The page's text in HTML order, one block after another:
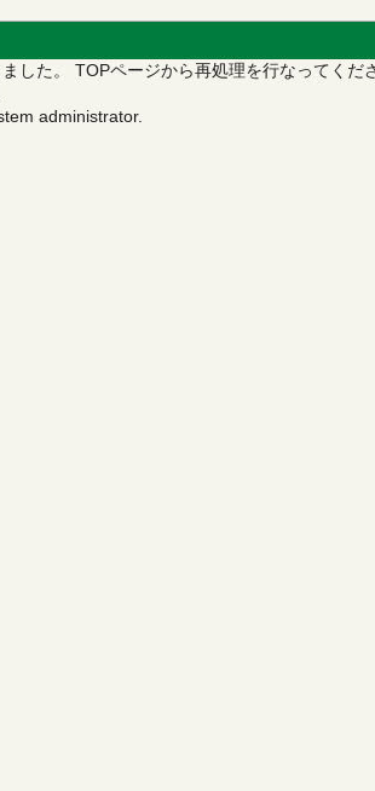
した。 TOPページから再処理を行なってくだ
administrator.